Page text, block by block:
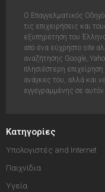
Ο Επαγγελματικός
τις επιχειρήσεις και
εξυπηρέτηση του
από ένα εύχρηστο site
αναζήτησης Google,
πλησιέστερη
ανάγκες του, αλλά και
εγγεγραμμένης σε αυτόν
Κατηγορίες
Υπολογιστές and Internet
Παιχνίδια
Υγεία